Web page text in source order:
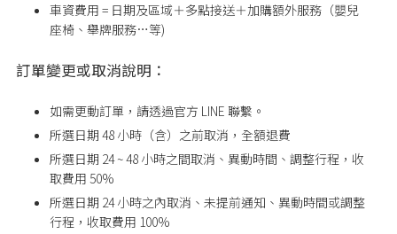
車資費用 = 日期及區域＋多點接送＋加購額外服務（嬰兒
座椅、舉牌服務…等)
訂單變更或取消說明：
如需更動訂單，請透過官方 LINE 聯繫。
所選日期 48 小時（含）之前取消，全額退費
所選日期 24 ~ 48 小時之間取消、異動時間、調整行程，收
取費用 50%
所選日期 24小時之內取消、未提前通知、異動時間或調整
行程，收取費用 100%